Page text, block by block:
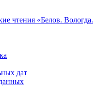
чтения «Белов. Вологда.
дат